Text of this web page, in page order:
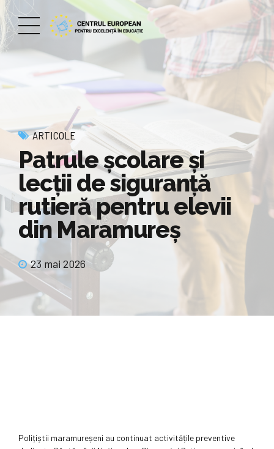
ARTICOLE
Patrule școlare și
lecții de siguranță
rutieră pentru elevii
din Maramureș
23 mai 2026
Polițiștii maramureșeni au continuat activitățile preventive